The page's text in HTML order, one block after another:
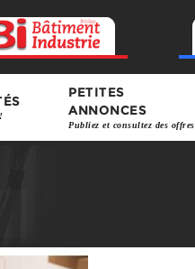
PETITES
ANNONCES
Publiez et consultez des offres